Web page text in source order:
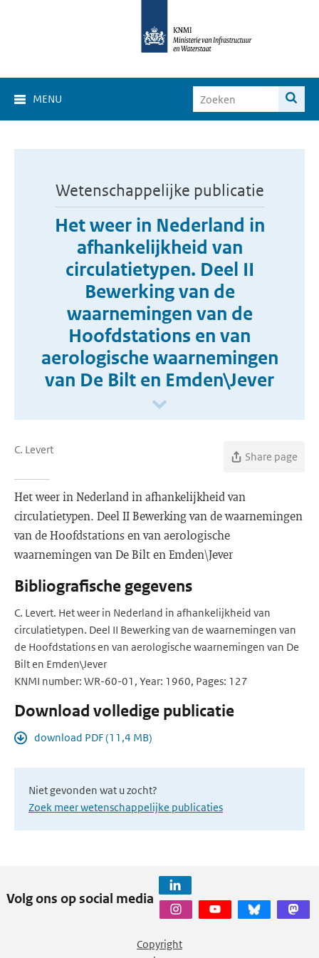
MENU
Wetenschappelijke publicatie
Het weer in Nederland in
afhankelijkheid van
circulatietypen. Deel II
Bewerking van de
waarnemingen van de
Hoofdstations en van
aerologische waarnemingen
van De Bilt en Emden\Jever
C. Levert
Share page
Het weer in Nederland in afhankelijkheid van
circulatietypen. Deel II Bewerking van de waarnemingen
van de Hoofdstations en van aerologische
waarnemingen van De Bilt en Emden\Jever
Bibliografische gegevens
C. Levert. Het weer in Nederland in afhankelijkheid van
circulatietypen. Deel II Bewerking van de waarnemingen van
de Hoofdstations en van aerologische waarnemingen van De
Bilt en Emden\Jever
KNMI number: WR-60-01, Year: 1960, Pages: 127
Download volledige publicatie
download PDF (11,4 MB)
Niet gevonden wat u zocht?
Zoek meer wetenschappelijke publicaties
Volg ons op social media
Copyright